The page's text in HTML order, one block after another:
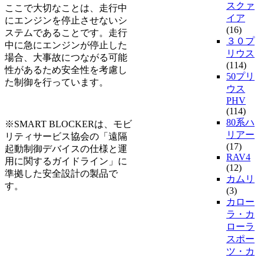
ここで大切なことは、走行中
にエンジンを停止させないシ
ステムであることです。走行
中に急にエンジンが停止した
場合、大事故につながる可能
性があるため安全性を考慮し
た制御を行っています。
※SMART BLOCKERは、モビ
リティサービス協会の「遠隔
起動制御デバイスの仕様と運
用に関するガイドライン」に
準拠した安全設計の製品で
す。
スクァ
イア
(16)
３０プ
リウス
(114)
50プリ
ウス
PHV
(114)
80系ハ
リアー
(17)
RAV4
(12)
カムリ
(3)
カロー
ラ・カ
ローラ
スポー
ツ・カ